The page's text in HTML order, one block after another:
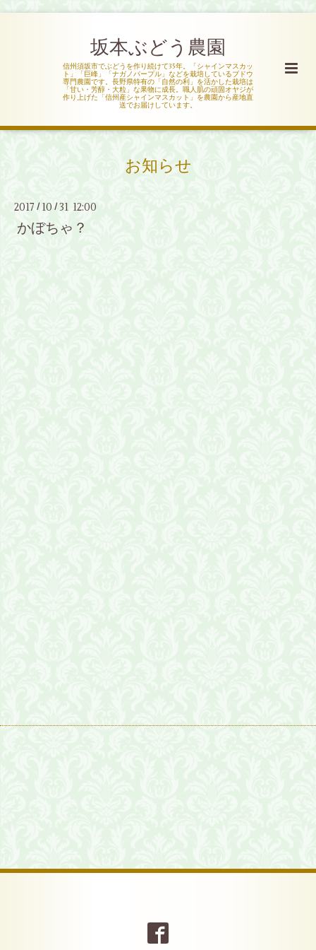
坂本ぶどう農園
信州須坂市でぶどうを作り続けて35年。「シャインマスカッ
ト」「巨峰」「ナガノパープル」などを栽培しているブドウ
専門農園です。長野県特有の「自然の利」を活かした栽培は
「甘い・芳醇・大粒」な果物に成長。職人肌の頑固オヤジが
作り上げた「信州産シャインマスカット」を農園から産地直
送でお届けしています。
お知らせ
2017 / 10 / 31 12:00
かぼちゃ？